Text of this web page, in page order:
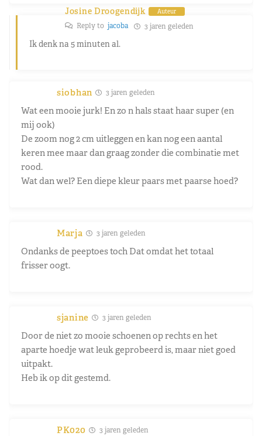
Josine Droogendijk Auteur
Reply to jacoba 3 jaren geleden
Ik denk na 5 minuten al.
siobhan 3 jaren geleden
Wat een mooie jurk! En zo n hals staat haar super (en
mij ook)
De zoom nog 2 cm uitleggen en kan nog een aantal
keren mee maar dan graag zonder die combinatie met
rood.
Wat dan wel? Een diepe kleur paars met paarse hoed?
Marja 3 jaren geleden
Ondanks de peeptoes toch Dat omdat het totaal
frisser oogt.
sjanine 3 jaren geleden
Door de niet zo mooie schoenen op rechts en het
aparte hoedje wat leuk geprobeerd is, maar niet goed
uitpakt.
Heb ik op dit gestemd.
PK020 3 jaren geleden